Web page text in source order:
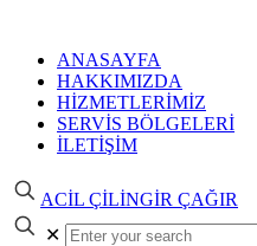
ANASAYFA
HAKKIMIZDA
HİZMETLERİMİZ
SERVİS BÖLGELERİ
İLETİŞİM
ACİL ÇİLİNGİR ÇAĞIR
✕